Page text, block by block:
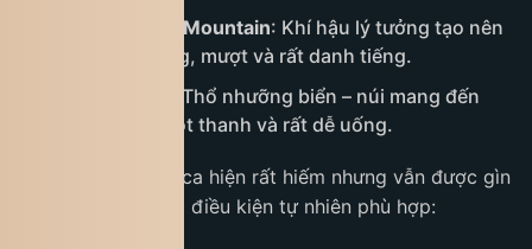
Jamaica – Blue Mountain: Khí hậu lý tưởng tạo nên
Typica cân bằng, mượt và rất danh tiếng.
: Thổ nhưỡng biển – núi mang đến
Typica nhẹ, ngọt thanh và rất dễ uống.
Tại Việt Nam, Typica hiện rất hiếm nhưng vẫn được gìn
giữ tại vài vùng có điều kiện tự nhiên phù hợp: